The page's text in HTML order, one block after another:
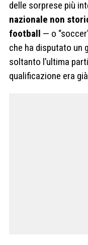
delle sorprese più
nazionale non
football — o
che ha disputato un
soltanto l’ultima
qualificazione era